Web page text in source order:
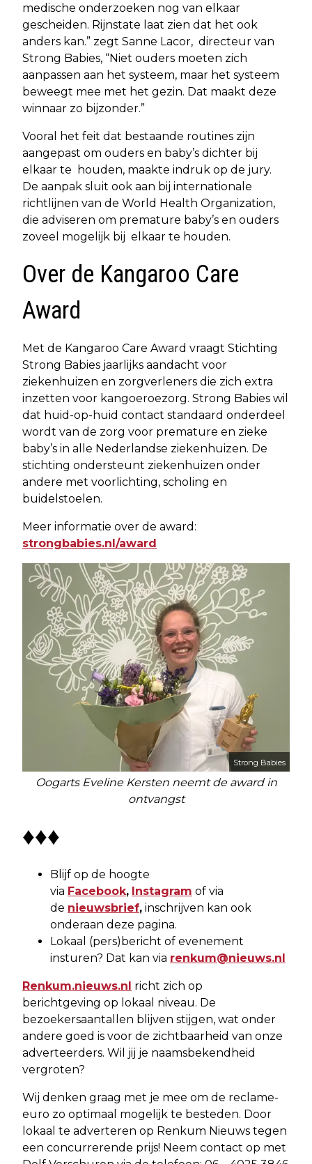
medische onderzoeken nog van elkaar
gescheiden. Rijnstate laat zien dat het ook
anders kan.” zegt Sanne Lacor, directeur van
Strong Babies, “Niet ouders moeten zich
aanpassen aan het systeem, maar het systeem
beweegt mee met het gezin. Dat maakt deze
winnaar zo bijzonder.”
Vooral het feit dat bestaande routines zijn
aangepast om ouders en baby’s dichter bij
elkaar te houden, maakte indruk op de jury.
De aanpak sluit ook aan bij internationale
richtlijnen van de World Health Organization,
die adviseren om premature baby’s en ouders
zoveel mogelijk bij elkaar te houden.
Over de Kangaroo Care
Award
Met de Kangaroo Care Award vraagt Stichting
Strong Babies jaarlijks aandacht voor
ziekenhuizen en zorgverleners die zich extra
inzetten voor kangoeroezorg. Strong Babies wil
dat huid-op-huid contact standaard onderdeel
wordt van de zorg voor premature en zieke
baby’s in alle Nederlandse ziekenhuizen. De
stichting ondersteunt ziekenhuizen onder
andere met voorlichting, scholing en
buidelstoelen.
Meer informatie over de award:
strongbabies.nl/award
Strong Babies
Oogarts Eveline Kersten neemt de award in
ontvangst
♦♦♦
Blijf op de hoogte
via Facebook, Instagram of via
de nieuwsbrief, inschrijven kan ook
onderaan deze pagina.
Lokaal (pers)bericht of evenement
insturen? Dat kan via renkum@nieuws.nl
Renkum.nieuws.nl richt zich op
berichtgeving op lokaal niveau. De
bezoekersaantallen blijven stijgen, wat onder
andere goed is voor de zichtbaarheid van onze
adverteerders. Wil jij je naamsbekendheid
vergroten?
Wij denken graag met je mee om de reclame-
euro zo optimaal mogelijk te besteden. Door
lokaal te adverteren op Renkum Nieuws tegen
een concurrerende prijs! Neem contact op met